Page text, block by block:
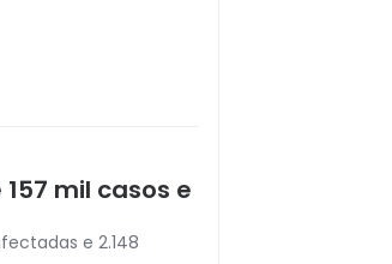
mil casos e
e 2.148